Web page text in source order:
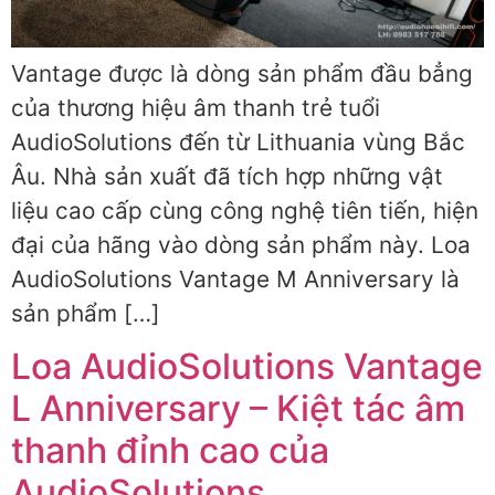
Vantage được là dòng sản phẩm đầu bẳng
của thương hiệu âm thanh trẻ tuổi
AudioSolutions đến từ Lithuania vùng Bắc
Âu. Nhà sản xuất đã tích hợp những vật
liệu cao cấp cùng công nghệ tiên tiến, hiện
đại của hãng vào dòng sản phẩm này. Loa
AudioSolutions Vantage M Anniversary là
sản phẩm […]
Loa AudioSolutions Vantage
L Anniversary – Kiệt tác âm
thanh đỉnh cao của